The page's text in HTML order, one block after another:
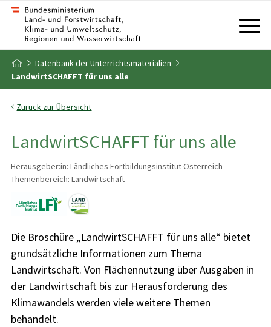
Zum Inhalt
Zum Inhaltsverzeichnis
Zur Startseite
Datenbank der Unterrichtsmaterialien
LandwirtSCHAFFT für uns alle
Zurück zur Übersicht
LandwirtSCHAFFT für uns alle
Herausgeber:in: Ländliches Fortbildungsinstitut Österreich
Themenbereich: Landwirtschaft
Die Broschüre „LandwirtSCHAFFT für uns alle“ bietet
grundsätzliche Informationen zum Thema
Landwirtschaft. Von Flächennutzung über Ausgaben in
der Landwirtschaft bis zur Herausforderung des
Klimawandels werden viele weitere Themen
behandelt.